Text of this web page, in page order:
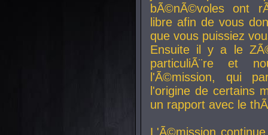
bÃ©nÃ©voles ont
libre afin de vous
que vous puissiez
Ensuite il y a le
particuliÃ¨re et
l'Ã©mission, qui
l'origine de certains
un rapport avec le
L'Ã©mission